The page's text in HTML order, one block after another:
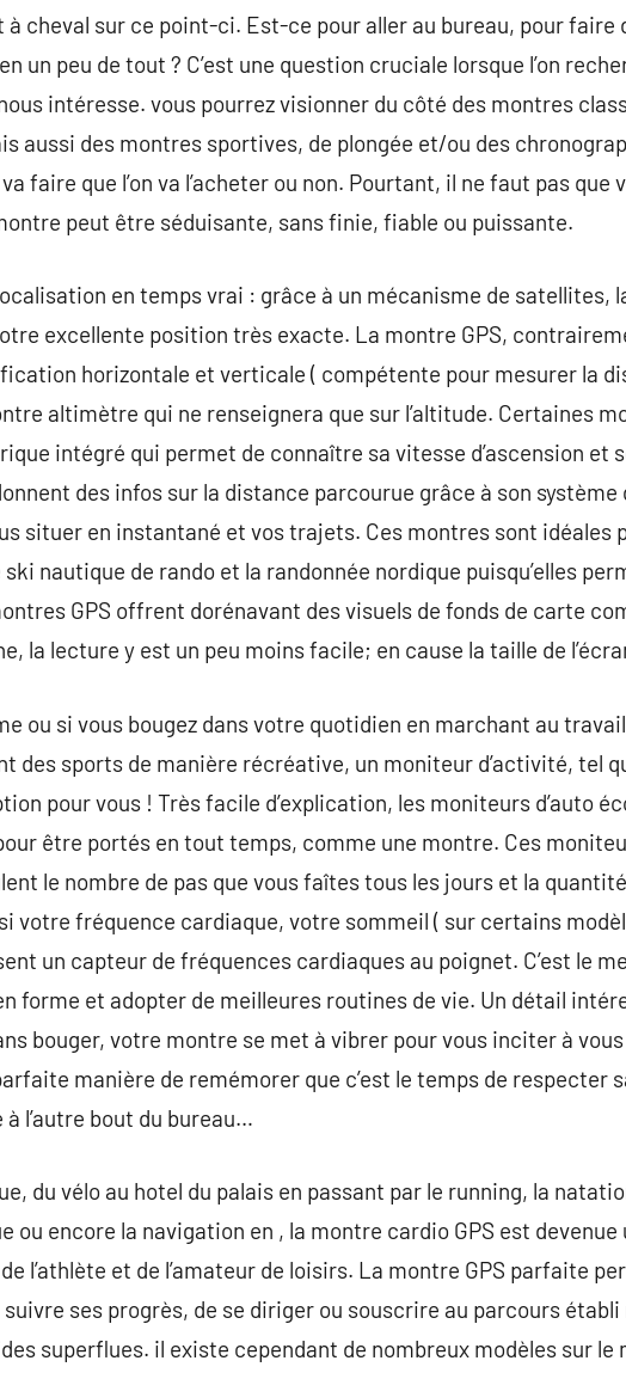
à cheval sur ce point-ci. Est-ce pour aller au bureau, pour faire
un peu de tout ? C’est une question cruciale lorsque l’on
intéresse. vous pourrez visionner du côté des montres
aussi des montres sportives, de plongée et/ou des
faire que l’on va l’acheter ou non. Pourtant, il ne faut pas que
peut être séduisante, sans finie, fiable ou puissante.
en temps vrai : grâce à un mécanisme de satellites,
excellente position très exacte. La montre GPS,
horizontale et verticale ( compétente pour mesurer la
altimètre qui ne renseignera que sur l’altitude. Certaines
intégré qui permet de connaître sa vitesse d’ascension et
des infos sur la distance parcourue grâce à son système
situer en instantané et vos trajets. Ces montres sont idéales
nautique de rando et la randonnée nordique puisqu’elles
GPS offrent dorénavant des visuels de fonds de carte
la lecture y est un peu moins facile; en cause la taille de
ou si vous bougez dans votre quotidien en marchant au
des sports de manière récréative, un moniteur d’activité, tel
pour vous ! Très facile d’explication, les moniteurs d’auto
être portés en tout temps, comme une montre. Ces
le nombre de pas que vous faîtes tous les jours et la
votre fréquence cardiaque, votre sommeil ( sur certains
un capteur de fréquences cardiaques au poignet. C’est le
forme et adopter de meilleures routines de vie. Un détail
bouger, votre montre se met à vibrer pour vous inciter à vous
manière de remémorer que c’est le temps de respecter
l’autre bout du bureau…
du vélo au hotel du palais en passant par le running, la
ou encore la navigation en , la montre cardio GPS est devenue
l’athlète et de l’amateur de loisirs. La montre GPS parfaite
ses progrès, de se diriger ou souscrire au parcours
superflues. il existe cependant de nombreux modèles sur le